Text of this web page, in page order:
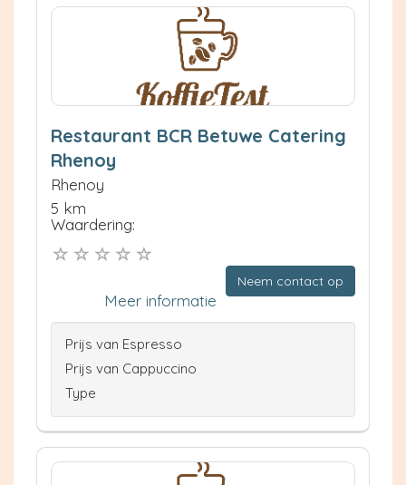
Restaurant BCR Betuwe Catering
Rhenoy
Rhenoy
5 km
Waardering:
Neem contact op
Meer informatie
Prijs van Espresso
Prijs van Cappuccino
Type